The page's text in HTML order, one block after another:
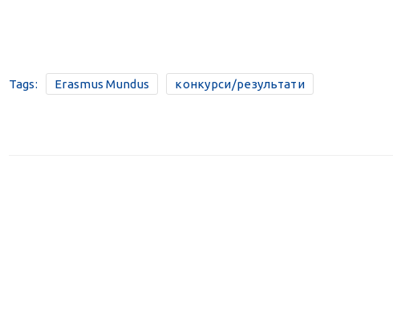
Tags: Erasmus Mundus конкурси/результати